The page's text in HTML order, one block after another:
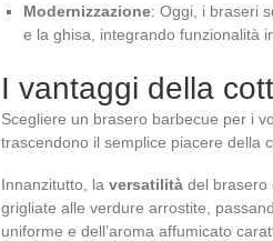
Modernizzazione: Oggi, i braseri
e la ghisa, integrando funzionalità
I vantaggi della
Scegliere un brasero barbecue per i
trascendono il semplice piacere della
Innanzitutto, la versatilità del brasero
grigliate alle verdure arrostite,
uniforme e dell’aroma affumicato